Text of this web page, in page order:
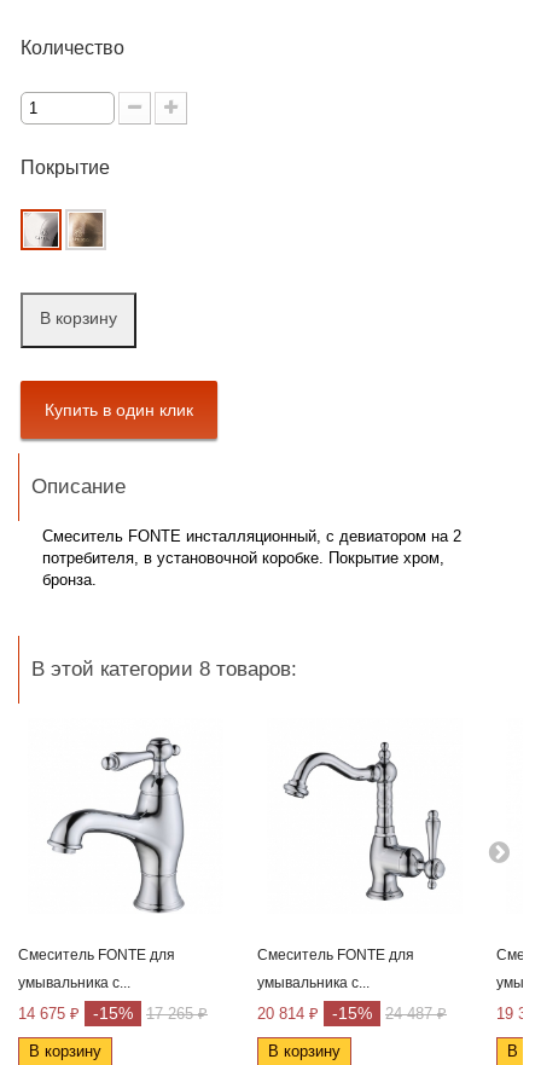
Количество
Покрытие
В корзину
Описание
Cмеситель FONTE инсталляционный, с девиатором на 2
потребителя, в установочной коробке. Покрытие хром,
бронза.
В этой категории 8 товаров:
Cмеситель FONTE для
умывальника с...
14 675 ₽ -15% 17 265 ₽
В корзину
Смеситель FONTE для
умывальника с...
20 814 ₽ -15% 24 487 ₽
В корзину
19
В